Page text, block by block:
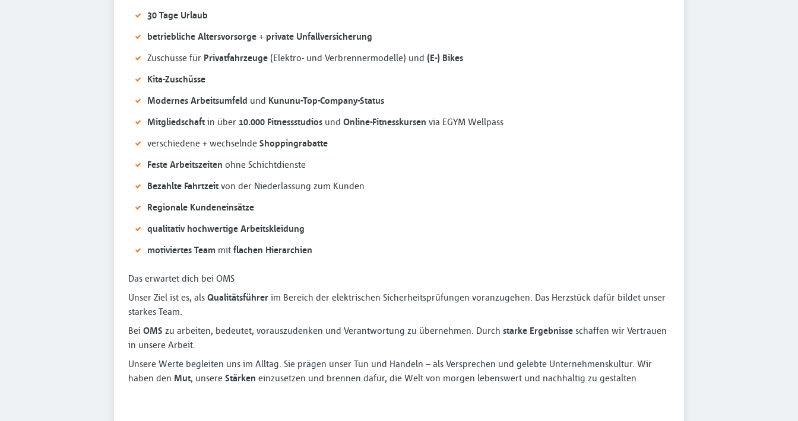
30 Tage Urlaub
betriebliche Altersvorsorge + private Unfallversicherung
Zuschüsse für Privatfahrzeuge (Elektro- und Verbrennermodelle) und (E-) Bikes
Kita-Zuschüsse
Modernes Arbeitsumfeld und Kununu-Top-Company-Status
Mitgliedschaft in über 10.000 Fitnessstudios und Online-Fitnesskursen via EGYM Wellpass
verschiedene + wechselnde Shoppingrabatte
Feste Arbeitszeiten ohne Schichtdienste
Bezahlte Fahrtzeit von der Niederlassung zum Kunden
Regionale Kundeneinsätze
qualitativ hochwertige Arbeitskleidung
motiviertes Team mit flachen Hierarchien
Das erwartet dich bei OMS
Unser Ziel ist es, als Qualitätsführer im Bereich der elektrischen Sicherheitsprüfungen voranzugehen. Das Herzstück dafür bildet unser
starkes Team.
Bei OMS zu arbeiten, bedeutet, vorauszudenken und Verantwortung zu übernehmen. Durch starke Ergebnisse schaffen wir Vertrauen
in unsere Arbeit.
Unsere Werte begleiten uns im Alltag. Sie prägen unser Tun und Handeln – als Versprechen und gelebte Unternehmenskultur. Wir
haben den Mut, unsere Stärken einzusetzen und brennen dafür, die Welt von morgen lebenswert und nachhaltig zu gestalten.